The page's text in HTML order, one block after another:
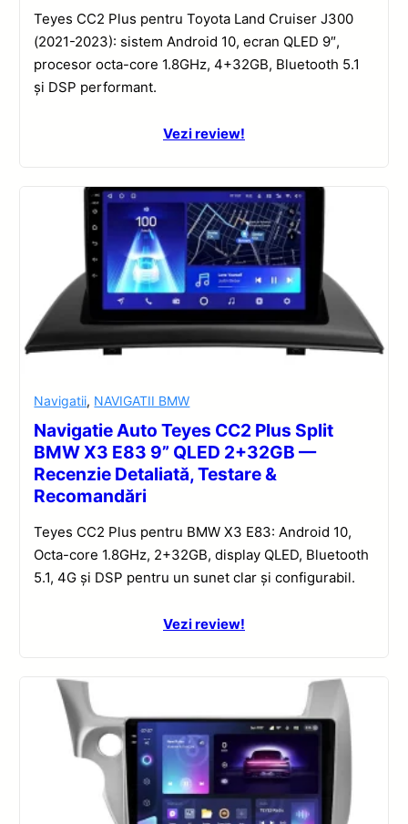
Teyes CC2 Plus pentru Toyota Land Cruiser J300
(2021-2023): sistem Android 10, ecran QLED 9″,
procesor octa-core 1.8GHz, 4+32GB, Bluetooth 5.1
și DSP performant.
Vezi review!
Navigatii, NAVIGATII BMW
Navigatie Auto Teyes CC2 Plus Split
BMW X3 E83 9” QLED 2+32GB —
Recenzie Detaliată, Testare &
Recomandări
Teyes CC2 Plus pentru BMW X3 E83: Android 10,
Octa-core 1.8GHz, 2+32GB, display QLED, Bluetooth
5.1, 4G și DSP pentru un sunet clar și configurabil.
Vezi review!